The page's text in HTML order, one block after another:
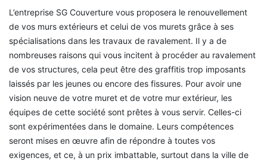
L’entreprise SG Couverture vous proposera le renouvellement
de vos murs extérieurs et celui de vos murets grâce à ses
spécialisations dans les travaux de ravalement. Il y a de
nombreuses raisons qui vous incitent à procéder au ravalement
de vos structures, cela peut être des graffitis trop imposants
laissés par les jeunes ou encore des fissures. Pour avoir une
vision neuve de votre muret et de votre mur extérieur, les
équipes de cette société sont prêtes à vous servir. Celles-ci
sont expérimentées dans le domaine. Leurs compétences
seront mises en œuvre afin de répondre à toutes vos
exigences, et ce, à un prix imbattable, surtout dans la ville de